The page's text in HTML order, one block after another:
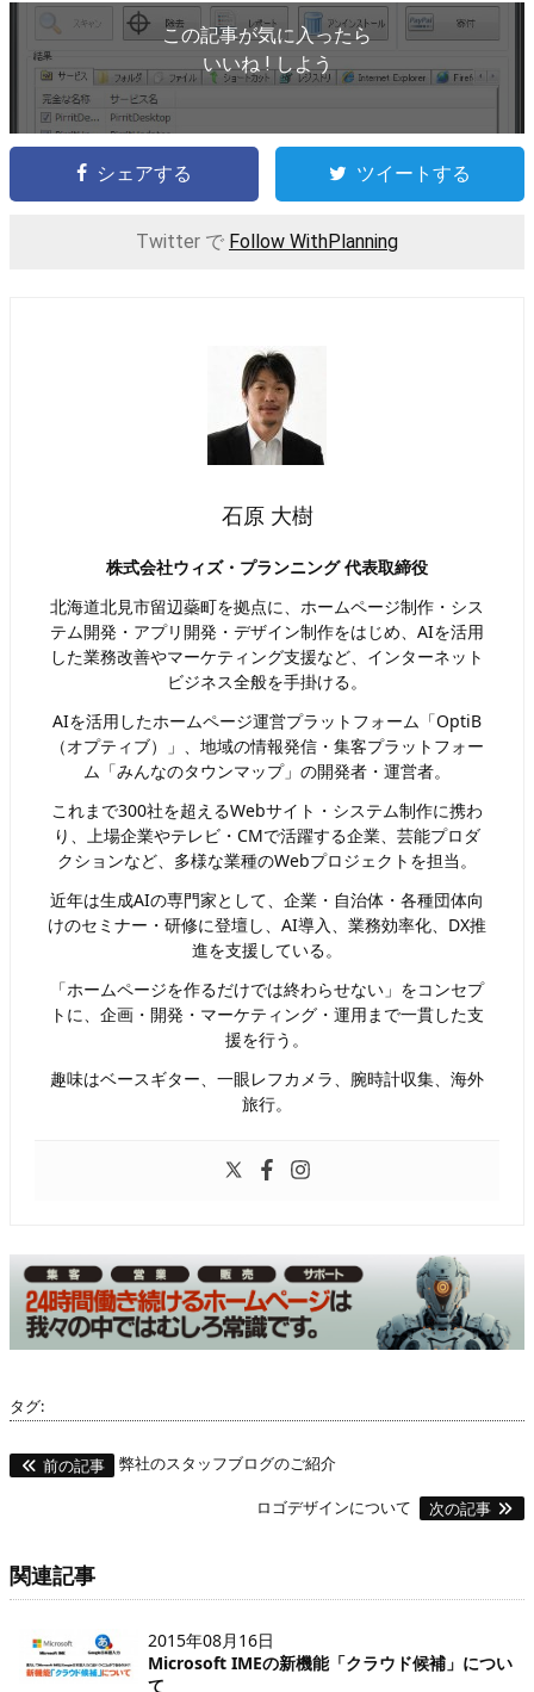
この記事が気に入ったら
いいね ! しよう
シェアする ツイートする
Twitter で Follow WithPlanning
石原 大樹
株式会社ウィズ・プランニング 代表取締役
北海道北見市留辺蘂町を拠点に、ホームページ制作・シス
テム開発・アプリ開発・デザイン制作をはじめ、AIを活用
した業務改善やマーケティング支援など、インターネット
ビジネス全般を手掛ける。
AIを活用したホームページ運営プラットフォーム「OptiB
（オプティブ）」、地域の情報発信・集客プラットフォー
ム「みんなのタウンマップ」の開発者・運営者。
これまで300社を超えるWebサイト・システム制作に携わ
り、上場企業やテレビ・CMで活躍する企業、芸能プロダ
クションなど、多様な業種のWebプロジェクトを担当。
近年は生成AIの専門家として、企業・自治体・各種団体向
けのセミナー・研修に登壇し、AI導入、業務効率化、DX推
進を支援している。
「ホームページを作るだけでは終わらせない」をコンセプ
トに、企画・開発・マーケティング・運用まで一貫した支
援を行う。
趣味はベースギター、一眼レフカメラ、腕時計収集、海外
旅行。
タグ:
前の記事 弊社のスタッフブログのご紹介
ロゴデザインについて 次の記事
関連記事
2015年08月16日
Microsoft IMEの新機能「クラウド候補」につい
て